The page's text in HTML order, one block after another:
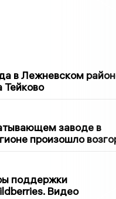
в Лежневском
Тейково
заводе в
произошло
поддержки
Видео